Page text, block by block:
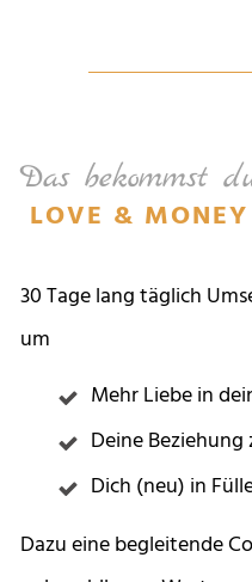
Das bekommst
LOVE & MONEY
30 Tage lang täglich
um
Mehr Liebe in
Deine
Dich (neu) in
Dazu eine begleitende